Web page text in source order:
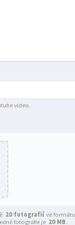
video.
20 fotografií ve formátu
fotografie je 20 MB .